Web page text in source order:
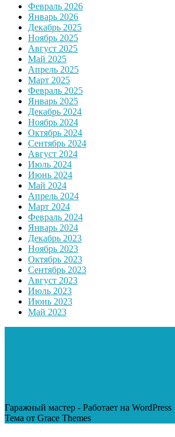
Февраль 2026
Январь 2026
Декабрь 2025
Ноябрь 2025
Август 2025
Май 2025
Апрель 2025
Март 2025
Февраль 2025
Январь 2025
Декабрь 2024
Ноябрь 2024
Октябрь 2024
Сентябрь 2024
Август 2024
Июль 2024
Июнь 2024
Май 2024
Апрель 2024
Март 2024
Февраль 2024
Январь 2024
Декабрь 2023
Ноябрь 2023
Октябрь 2023
Сентябрь 2023
Август 2023
Июль 2023
Июнь 2023
Май 2023
Гаражный мастер - Работает на WordPress
Тема от Grace Themes